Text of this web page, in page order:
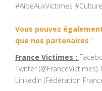
#AideAuxVictimes
Vous pouvez
que nos partenaires :
France Victimes :
Twitter
Linkedin (Fédération